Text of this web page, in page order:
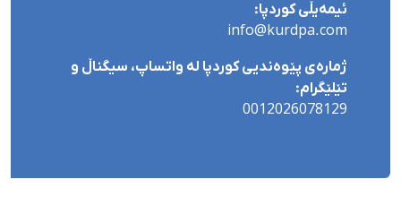
ئیمەیڵی کوردپا:
info@kurdpa.com
ژمارەی پێوەندیی کوردپا لە واتساپ، سیگناڵ و
تێلێگرام:
0012026078129